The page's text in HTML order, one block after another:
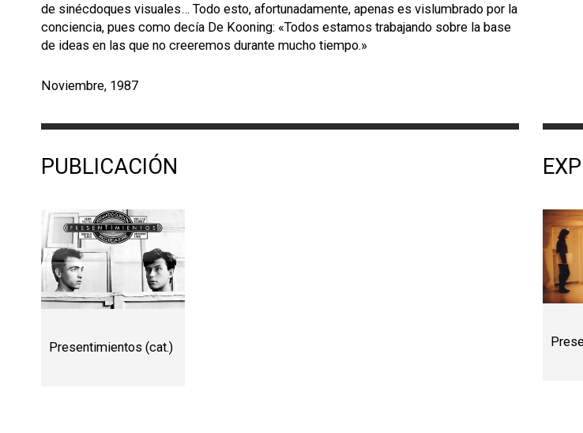
de sinécdoques visuales… Todo esto, afortunadamente, apenas es vislumbrado por la
conciencia, pues como decía De Kooning: «Todos estamos trabajando sobre la base
de ideas en las que no creeremos durante mucho tiempo.»
Noviembre, 1987
PUBLICACIÓN
Presentimientos (cat.)